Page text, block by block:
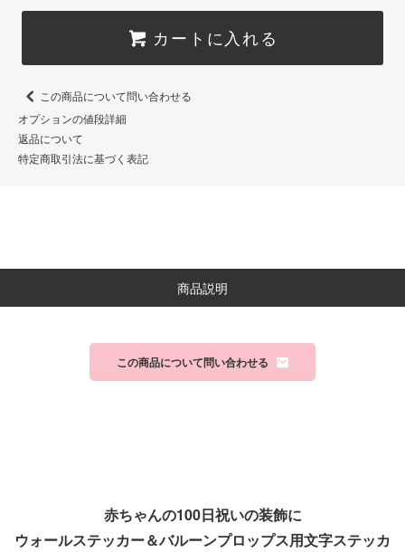
カートに入れる
この商品について問い合わせる
オプションの値段詳細
返品について
特定商取引法に基づく表記
商品説明
この商品について問い合わせる
赤ちゃんの100日祝いの装飾に
ウォールステッカー＆バルーンプロップス用文字ステッカ